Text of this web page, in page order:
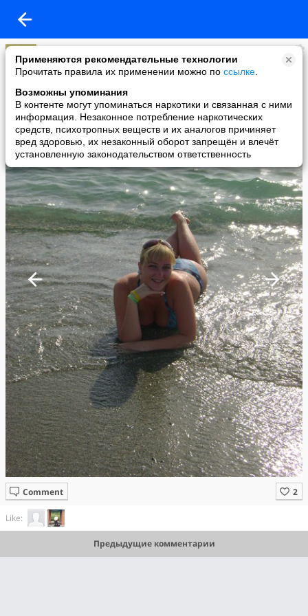
Применяются рекомендательные технологии
Прочитать правила их применении можно по ссылке
Возможны упоминания
В контенте могут упоминаться наркотики и связанная с ними
информация. Незаконное потребление наркотических
средств, психотропных веществ и их аналогов причиняет
вред здоровью, их незаконный оборот запрещён и влечёт
установленную законодательством ответственность
Екатерина Бернацкая
added a photo
13 Nov в 21:41
Comment
Like:
Предыдущие комментарии